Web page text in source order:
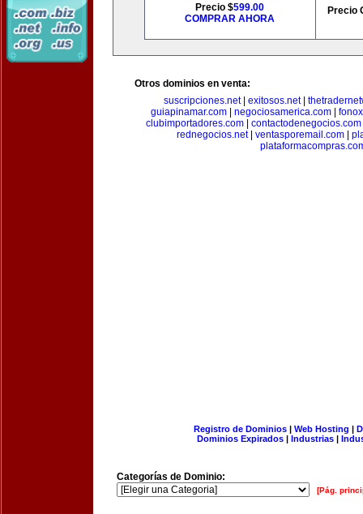
Precio $599.00
COMPRAR AHORA
Precio
Otros dominios en venta:
suscripciones.net| exitosos.net|
guiapinamar.com
negociosamerica.com
clubimportadores.com
contactodenegocios.com
rednegocios.net| ventasporemail.com
Registro de Dominios| Web Hosting |
Dominios Expirados | Industrias |
Categorías de Dominio:
[Pág.